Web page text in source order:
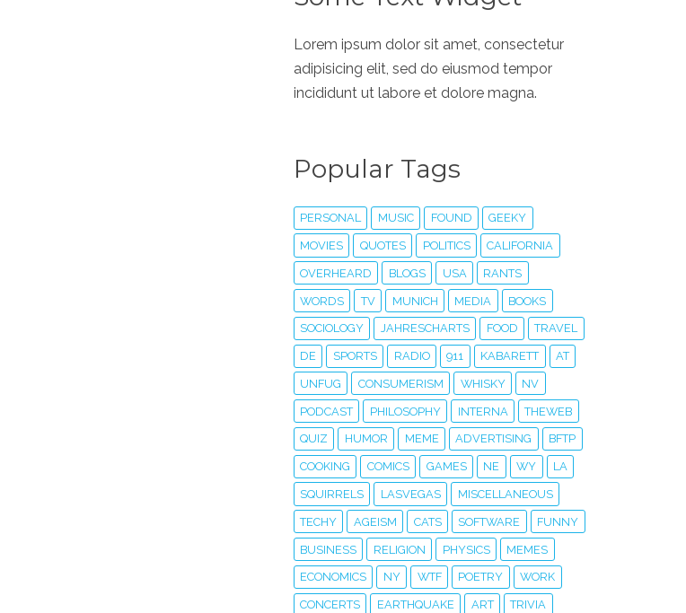
Lorem ipsum dolor sit amet, consectetur
adipisicing elit, sed do eiusmod tempor
incididunt ut labore et dolore magna.
Popular Tags
PERSONAL MUSIC FOUND GEEKY
MOVIES QUOTES POLITICS CALIFORNIA
OVERHEARD BLOGS USA RANTS
WORDS TV MUNICH MEDIA BOOKS
SOCIOLOGY JAHRESCHARTS FOOD TRAVEL
DE SPORTS RADIO 911 KABARETT AT
UNFUG CONSUMERISM WHISKY NV
PODCAST PHILOSOPHY INTERNA THEWEB
QUIZ HUMOR MEME ADVERTISING BFTP
COOKING COMICS GAMES NE WY LA
SQUIRRELS LASVEGAS MISCELLANEOUS
TECHY AGEISM CATS SOFTWARE FUNNY
BUSINESS RELIGION PHYSICS MEMES
ECONOMICS NY WTF POETRY WORK
CONCERTS EARTHQUAKE ART TRIVIA